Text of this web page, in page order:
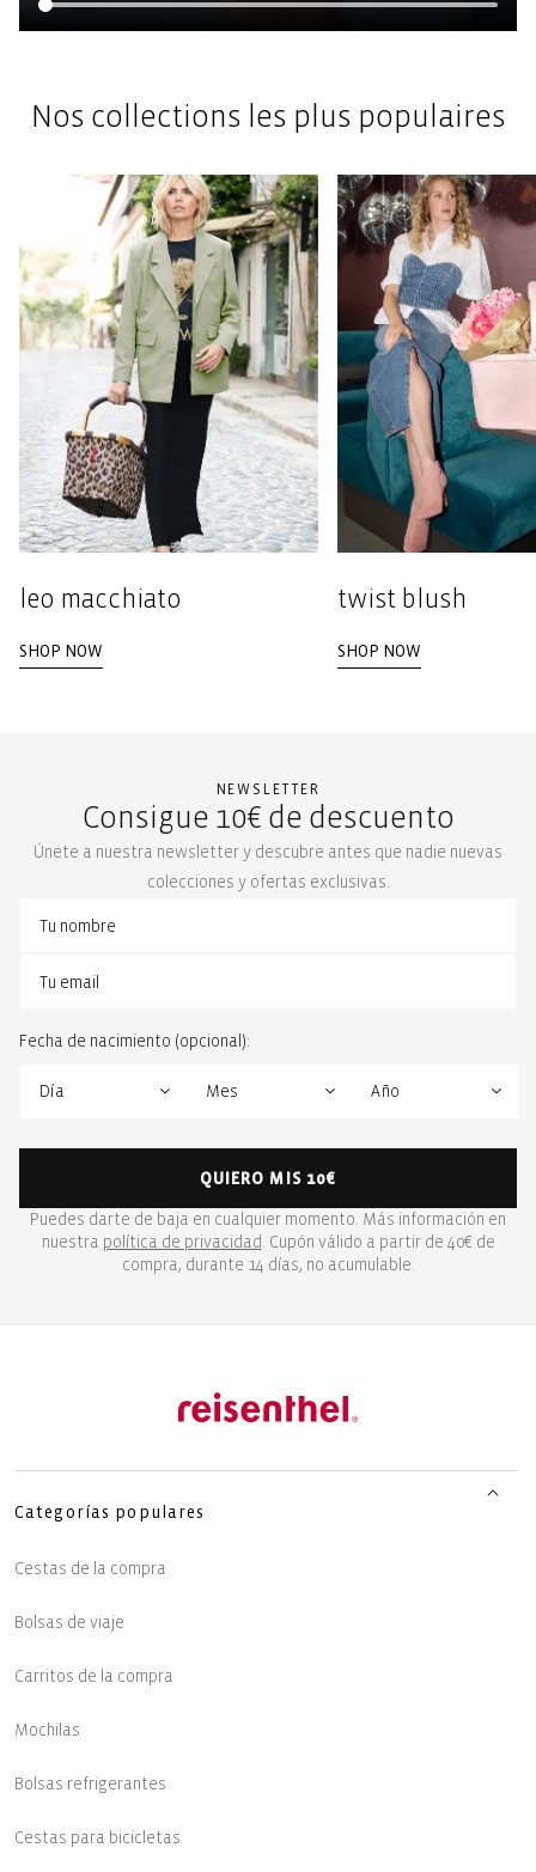
Nos collections les plus populaires
leo macchiato
SHOP NOW
twist blush
SHOP NOW
NEWSLETTER
Consigue 10€ de descuento
Únete a nuestra newsletter y descubre antes que nadie nuevas
colecciones y ofertas exclusivas.
Fecha de nacimiento (opcional):
QUIERO MIS 10€
Puedes darte de baja en cualquier momento. Más información en
nuestra política de privacidad . Cupón válido a partir de 40€ de
compra, durante 14 días, no acumulable.
Categorías populares
Cestas de la compra
Bolsas de viaje
Carritos de la compra
Mochilas
Bolsas refrigerantes
Cestas para bicicletas